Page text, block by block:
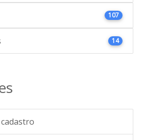
107
14